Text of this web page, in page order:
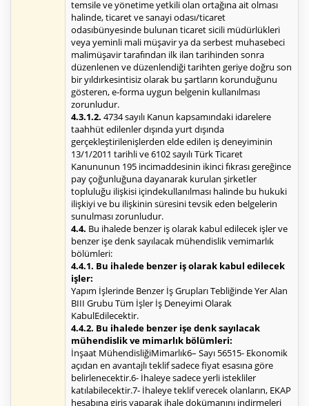
temsile ve yönetime yetkili olan ortağına ait olması
halinde, ticaret ve sanayi odası/ticaret
odasıbünyesinde bulunan ticaret sicili müdürlükleri
veya yeminli mali müşavir ya da serbest muhasebeci
malimüşavir tarafından ilk ilan tarihinden sonra
düzenlenen ve düzenlendiği tarihten geriye doğru son
bir yıldırkesintisiz olarak bu şartların korunduğunu
gösteren, e-forma uygun belgenin kullanılması
zorunludur.
4.3.1.2. 4734 sayılı Kanun kapsamındaki idarelere
taahhüt edilenler dışında yurt dışında
gerçekleştirilenişlerden elde edilen iş deneyiminin
13/1/2011 tarihli ve 6102 sayılı Türk Ticaret
Kanununun 195 incimaddesinin ikinci fıkrası gereğince
pay çoğunluğuna dayanarak kurulan şirketler
topluluğu ilişkisi içindekullanılması halinde bu hukuki
ilişkiyi ve bu ilişkinin süresini tevsik eden belgelerin
sunulması zorunludur.
4.4. Bu ihalede benzer iş olarak kabul edilecek işler ve
benzer işe denk sayılacak mühendislik vemimarlık
bölümleri:
4.4.1. Bu ihalede benzer iş olarak kabul edilecek
işler:
Yapım İşlerinde Benzer İş Grupları Tebliğinde Yer Alan
BIII Grubu Tüm İşler İş Deneyimi Olarak
KabulEdilecektir.
4.4.2. Bu ihalede benzer işe denk sayılacak
mühendislik ve mimarlık bölümleri:
İnşaat MühendisliğiMimarlık6– Sayı 56515- Ekonomik
açıdan en avantajlı teklif sadece fiyat esasına göre
belirlenecektir.6- İhaleye sadece yerli istekliler
katılabilecektir.7- İhaleye teklif verecek olanların, EKAP
hesabına giriş yaparak ihale dokümanını indirmeleri